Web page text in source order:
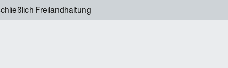
Freilandhaltung